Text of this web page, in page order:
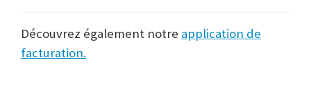
Découvrez également notre application de
facturation.